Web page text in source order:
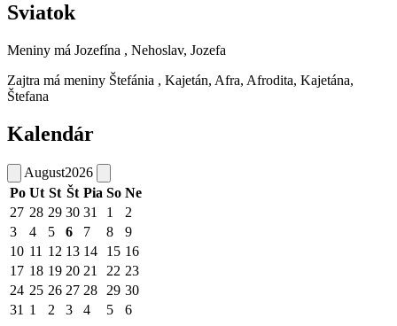
Sviatok
Meniny má Jozefína , Nehoslav, Jozefa
Zajtra má meniny Štefánia , Kajetán, Afra, Afrodita, Kajetána,
Štefana
Kalendár
August2026
Po Ut St Št Pia So Ne
27 28 29 30 31 1
2
3
4 5 6 7 8
9
10 11 12 13 14 15 16
17 18 19 20 21 22 23
24 25 26 27 28 29 30
31 1 2 3 4 5 6